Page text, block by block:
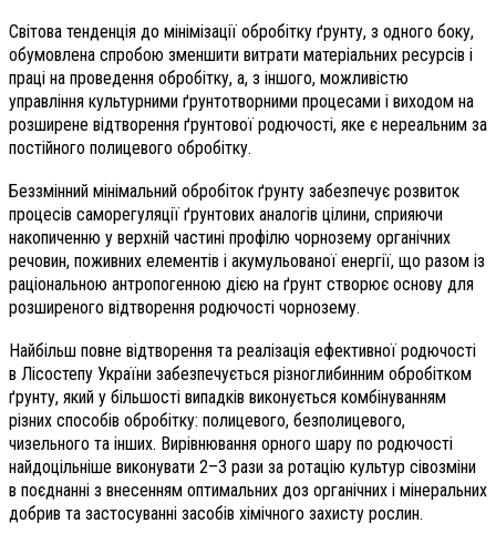
Світова тенденція до мінімізації обробітку ґрунту, з одного боку,
обумовлена спробою зменшити витрати матеріальних ресурсів і
праці на проведення обробітку, а, з іншого, можливістю
управління культурними ґрунтотворними процесами і виходом на
розширене відтворення ґрунтової родючості, яке є нереальним за
постійного полицевого обробітку.
Беззмінний мінімальний обробіток ґрунту забезпечує розвиток
процесів саморегуляції ґрунтових аналогів цілини, сприяючи
накопиченню у верхній частині профілю чорнозему органічних
речовин, поживних елементів і акумульованої енергії, що разом із
раціональною антропогенною дією на ґрунт створює основу для
розширеного відтворення родючості чорнозему.
Найбільш повне відтворення та реалізація ефективної родючості
в Лісостепу України забезпечується різноглибинним обробітком
ґрунту, який у більшості випадків виконується комбінуванням
різних способів обробітку: полицевого, безполицевого,
чизельного та інших. Вирівнювання орного шару по родючості
найдоцільніше виконувати 2–3 рази за ротацію культур сівозміни
в поєднанні з внесенням оптимальних доз органічних і мінеральних
добрив та застосуванні засобів хімічного захисту рослин.